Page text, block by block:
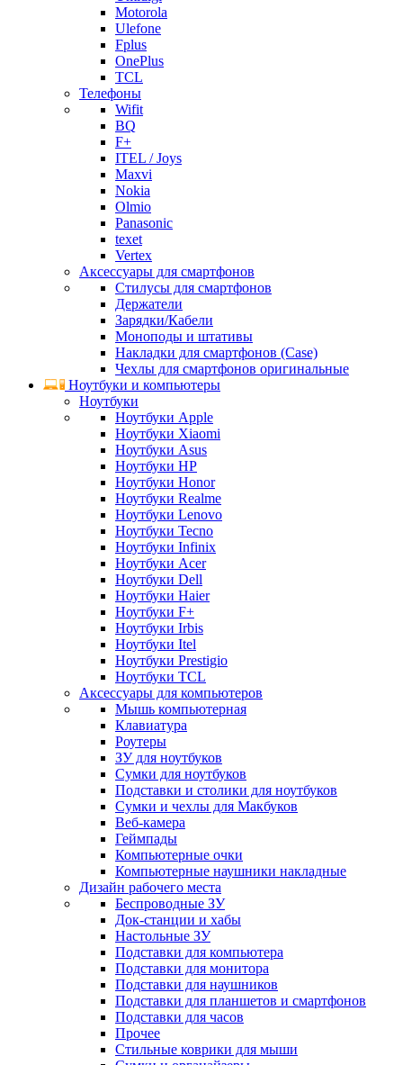
Motorola
Ulefone
Fplus
OnePlus
TCL
Телефоны
Wifit
BQ
F+
ITEL / Joys
Maxvi
Nokia
Olmio
Panasonic
texet
Vertex
Аксессуары для смартфонов
Стилусы для смартфонов
Держатели
Зарядки/Кабели
Моноподы и штативы
Накладки для смартфонов (Case)
Чехлы для смартфонов оригинальные
Ноутбуки и компьютеры
Ноутбуки
Ноутбуки Apple
Ноутбуки Xiaomi
Ноутбуки Asus
Ноутбуки HP
Ноутбуки Honor
Ноутбуки Realme
Ноутбуки Lenovo
Ноутбуки Tecno
Ноутбуки Infinix
Ноутбуки Acer
Ноутбуки Dell
Ноутбуки Haier
Ноутбуки F+
Ноутбуки Irbis
Ноутбуки Itel
Ноутбуки Prestigio
Ноутбуки TCL
Аксессуары для компьютеров
Мышь компьютерная
Клавиатура
Роутеры
ЗУ для ноутбуков
Сумки для ноутбуков
Подставки и столики для ноутбуков
Сумки и чехлы для Макбуков
Веб-камера
Геймпады
Компьютерные очки
Компьютерные наушники накладные
Дизайн рабочего места
Беспроводные ЗУ
Док-станции и хабы
Настольные ЗУ
Подставки для компьютера
Подставки для монитора
Подставки для наушников
Подставки для планшетов и смартфонов
Подставки для часов
Прочее
Стильные коврики для мыши